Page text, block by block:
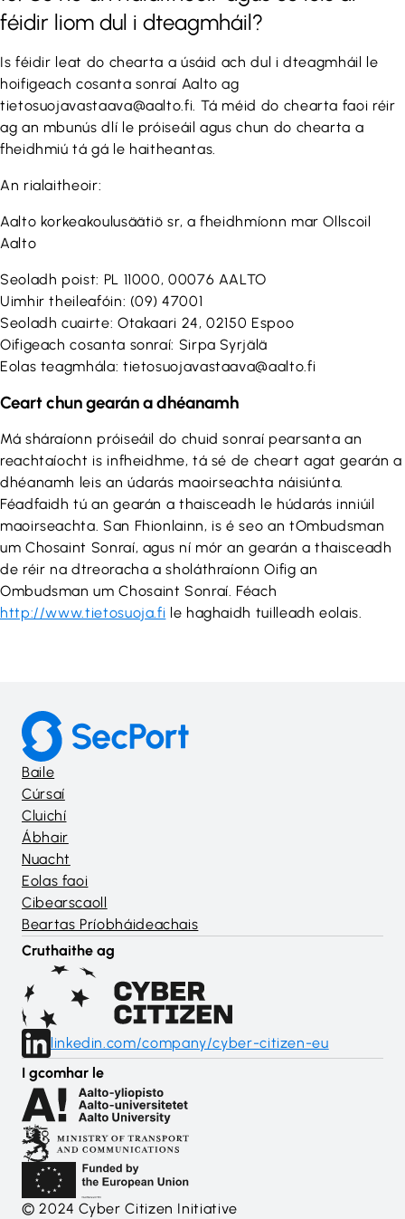
féidir liom dul i dteagmháil?
Is féidir leat do chearta a úsáid ach dul i dteagmháil le
hoifigeach cosanta sonraí Aalto ag
tietosuojavastaava@aalto.fi. Tá méid do chearta faoi réir
ag an mbunús dlí le próiseáil agus chun do chearta a
fheidhmiú tá gá le haitheantas.
An rialaitheoir:
Aalto korkeakoulusäätiö sr, a fheidhmíonn mar Ollscoil
Aalto
Seoladh poist: PL 11000, 00076 AALTO
Uimhir theileafóin: (09) 47001
Seoladh cuairte: Otakaari 24, 02150 Espoo
Oifigeach cosanta sonraí: Sirpa Syrjälä
Eolas teagmhála: tietosuojavastaava@aalto.fi
Ceart chun gearán a dhéanamh
Má sháraíonn próiseáil do chuid sonraí pearsanta an
reachtaíocht is infheidhme, tá sé de cheart agat gearán a
dhéanamh leis an údarás maoirseachta náisiúnta.
Féadfaidh tú an gearán a thaisceadh le húdarás inniúil
maoirseachta. San Fhionlainn, is é seo an tOmbudsman
um Chosaint Sonraí, agus ní mór an gearán a thaisceadh
de réir na dtreoracha a sholáthraíonn Oifig an
Ombudsman um Chosaint Sonraí. Féach
http://www.tietosuoja.fi le haghaidh tuilleadh eolais.
Baile
Cúrsaí
Cluichí
Ábhair
Nuacht
Eolas faoi
Cibearscaoll
Beartas Príobháideachais
Cruthaithe ag
linkedin.com/company/cyber-citizen-eu
I gcomhar le
© 2024 Cyber Citizen Initiative